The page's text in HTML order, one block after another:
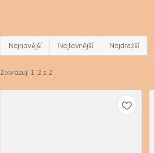
Nejnovější Nejlevnější Nejdražší
Zobrazuji 1-2 z 2